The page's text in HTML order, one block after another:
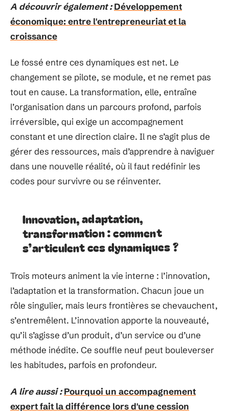
A découvrir également : Développement
économique: entre l'entrepreneuriat et la
croissance
Le fossé entre ces dynamiques est net. Le
changement se pilote, se module, et ne remet pas
tout en cause. La transformation, elle, entraîne
l’organisation dans un parcours profond, parfois
irréversible, qui exige un accompagnement
constant et une direction claire. Il ne s’agit plus de
gérer des ressources, mais d’apprendre à naviguer
dans une nouvelle réalité, où il faut redéfinir les
codes pour survivre ou se réinventer.
Innovation, adaptation,
transformation : comment
s’articulent ces dynamiques ?
Trois moteurs animent la vie interne : l’innovation,
l’adaptation et la transformation. Chacun joue un
rôle singulier, mais leurs frontières se chevauchent,
s’entremêlent. L’innovation apporte la nouveauté,
qu’il s’agisse d’un produit, d’un service ou d’une
méthode inédite. Ce souffle neuf peut bouleverser
les habitudes, parfois en profondeur.
A lire aussi : Pourquoi un accompagnement
expert fait la différence lors d'une cession